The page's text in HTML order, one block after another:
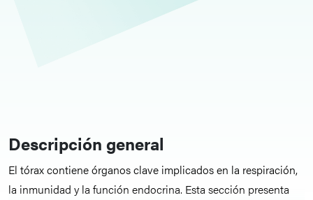
Descripción general
El tórax contiene órganos clave implicados en la respiración,
la inmunidad y la función endocrina. Esta sección presenta